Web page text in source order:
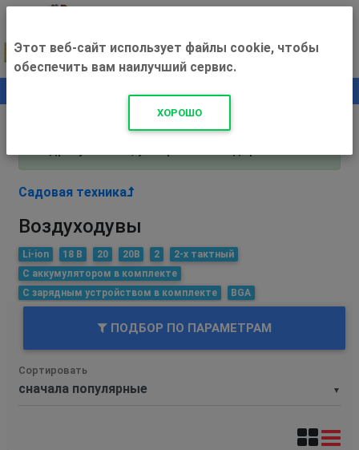
+500 ₽
Внимание! С 3 августа магазин работает по
Садовая техника
Воздуходувы
Li-ion 18 В 20 20В 2
2-х тактный
С аккумулятором в комплекте
С зарядным устройством в комплекте
BGA
ПОДБОР ПО ПАРАМЕТРАМ
▼
Сортировать
Этот веб-сайт использует файлы cookie, чтобы
обеспечить вам наилучший сервис.
ХОРОШО